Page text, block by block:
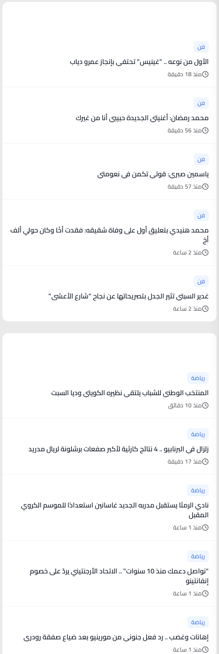
فن
الأول من نوعه .. "غينيس" تحتفي بإنجاز عمرو دياب
منذ 18 دقيقة
فن
محمد رمضان: أغنيتي الجديدة حبيبي أنا من غيرك
منذ 56 دقيقة
فن
ياسمين صبري: قوتي تكمن في نعومتي
منذ 57 دقيقة
فن
محمد هنيدي بتعليق أول على وفاة شقيقه: فقدت أخًا وكان حولي ألف
أخ
منذ 2 ساعة
فن
غدير السبتي تثير الجدل بتصريحاتها عن نجاح "شارع الأعشى"
منذ 2 ساعة
رياضة
المنتخب الوطني للشباب يلتقي نظيره الكويتي وديا السبت
منذ 10 دقائق
رياضة
زلزال في البرنابيو .. 4 نتائج كارثية لأكبر صفعات برشلونة لريال مدريد
منذ 17 دقيقة
رياضة
نادي الرمثا يستقبل مدربه الجديد غاسانين استعدادًا للموسم الكروي
المقبل
منذ 1 ساعة
رياضة
"نواصل دعمك منذ 10 سنوات" .. الاتحاد الأرجنتيني يردّ على خصوم
إنفانتينو
منذ 1 ساعة
رياضة
إهانات وغضب .. رد فعل جنوني من مورينيو بعد ضياع صفقة رودري
منذ 1 ساعة